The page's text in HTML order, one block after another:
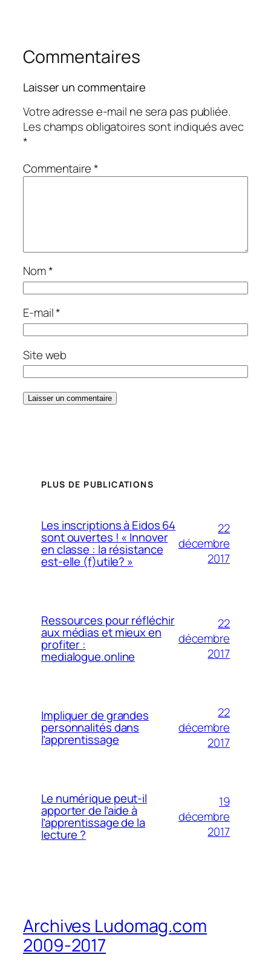
Commentaires
Laisser un commentaire
Votre adresse e-mail ne sera pas publiée.
Les champs obligatoires sont indiqués avec
*
Commentaire*
Nom*
E-mail*
Site web
PLUS DE PUBLICATIONS
Les inscriptions à Eidos 64
sont ouvertes ! « Innover
en classe : la résistance
est-elle (f)utile? »
22
décembre
2017
Ressources pour réfléchir
aux médias et mieux en
profiter :
medialogue.online
22
décembre
2017
Impliquer de grandes
personnalités dans
l’apprentissage
22
décembre
2017
Le numérique peut-il
apporter de l’aide à
l’apprentissage de la
lecture ?
19
décembre
2017
Archives Ludomag.com
2009-2017